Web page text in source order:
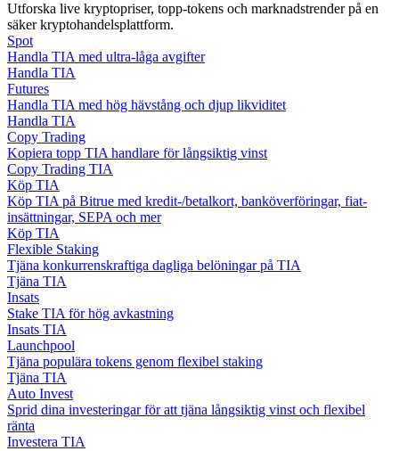
Information
Big data-analys inklusive handelsinformation, etc.
Futures startguide
Utforska live kryptopriser, topp-tokens och marknadstrender på en
säker kryptohandelsplattform.
Spot
Handla TIA med ultra-låga avgifter
Handla TIA
Futures
Handla TIA med hög hävstång och djup likviditet
Handla TIA
Copy Trading
Kopiera topp TIA handlare för långsiktig vinst
Copy Trading TIA
Köp TIA
Köp TIA på Bitrue med kredit-/betalkort, banköverföringar, fiat-
insättningar, SEPA och mer
Köp TIA
Flexible Staking
Tjäna konkurrenskraftiga dagliga belöningar på TIA
Tjäna TIA
Insats
Stake TIA för hög avkastning
Insats TIA
Launchpool
Tjäna populära tokens genom flexibel staking
Tjäna TIA
Auto Invest
Sprid dina investeringar för att tjäna långsiktig vinst och flexibel
ränta
Investera TIA